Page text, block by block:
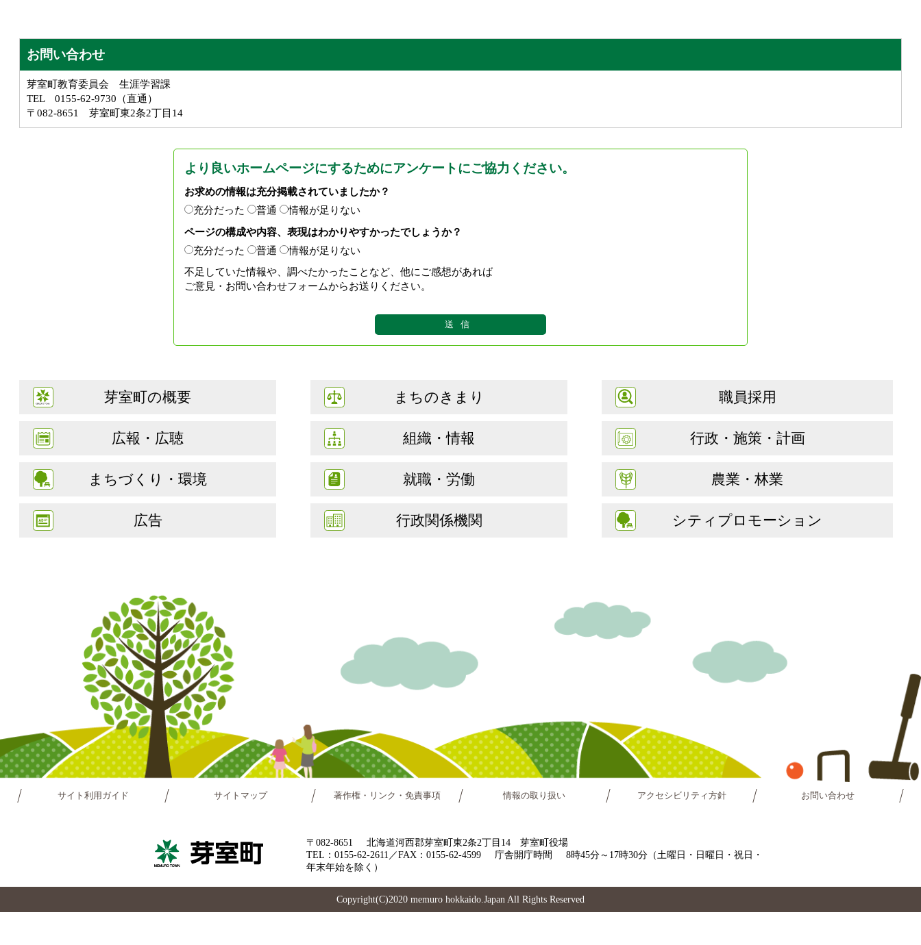
お問い合わせ
芽室町教育委員会 生涯学習課
TEL 0155-62-9730（直通）
〒082-8651 芽室町東2条2丁目14
より良いホームページにするためにアンケートにご協力ください。
お求めの情報は充分掲載されていましたか？
充分だった
普通
情報が足りない
ページの構成や内容、表現はわかりやすかったでしょうか？
充分だった
普通
情報が足りない
不足していた情報や、調べたかったことなど、他にご感想があれば
ご意見・お問い合わせフォームからお送りください。
芽室町の概要 まちのきまり 職員採用
広報・広聴 組織・情報 行政・施策・計画
まちづくり・環境 就職・労働 農業・林業
広告 行政関係機関 シティプロモーション
サイト利用ガイド サイトマップ 著作権・リンク・免責事項 情報の取り扱い アクセシビリティ方針 お問い合わせ
〒082-8651
北海道河西郡芽室町東2条2丁目14 芽室町役場
TEL：0155-62-2611／FAX：0155-62-4599
庁舎開庁時間
8時45分～17時30分（土曜日・日曜日・祝日・
年末年始を除く）
Copyright(C)2020 memuro hokkaido.Japan All Rights Reserved